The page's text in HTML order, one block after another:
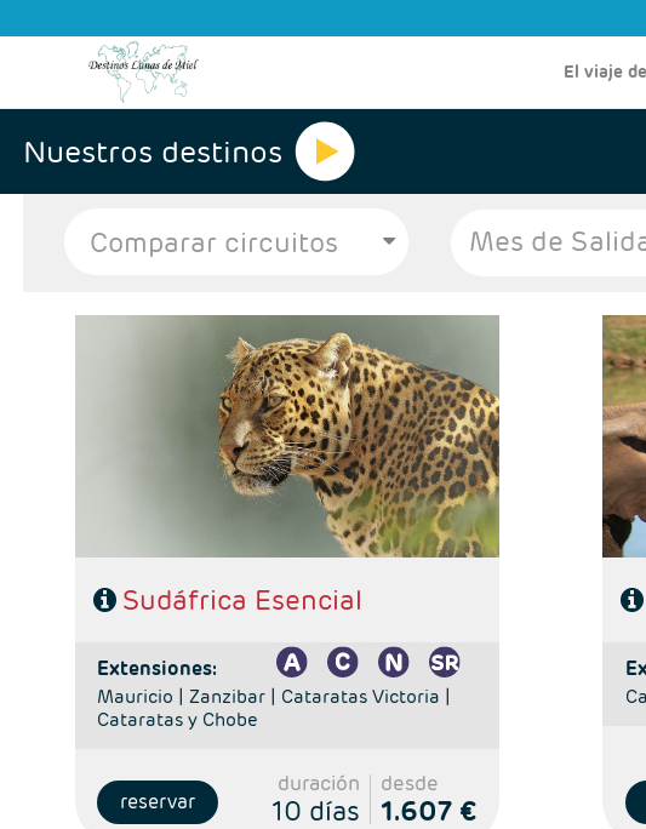
El viaje
Nuestros destinos
Mes de
Ruta: 4 noches Ciudad del Cabo + 2 noches Kruger + 1
noche Joannesburgo
Régimen: Alojamiento y desayuno + 2 cenas
Hoteles: Select, Classic. Superio y Luxury
Sudáfrica Esencial
extensiones:
Mauricio | Zanzibar | Cataratas Victoria |
Cataratas y Chobe
reservar
duración
10 días
desde
1.607 €